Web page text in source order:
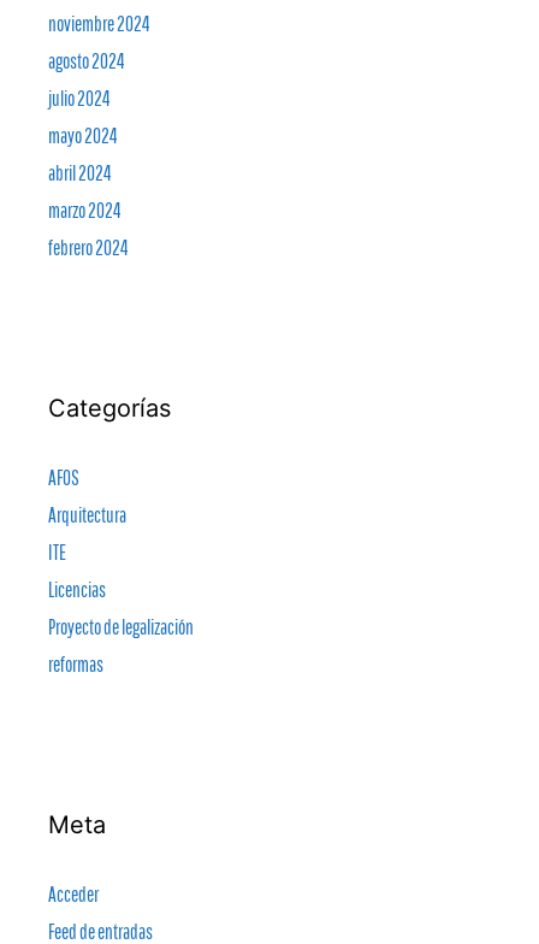
noviembre 2024
agosto 2024
julio 2024
mayo 2024
abril 2024
marzo 2024
febrero 2024
Categorías
AFOS
Arquitectura
ITE
Licencias
Proyecto de legalización
reformas
Meta
Acceder
Feed de entradas